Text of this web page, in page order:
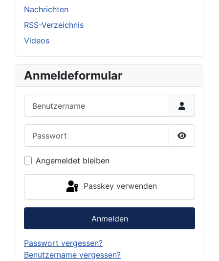
Nachrichten
RSS-Verzeichnis
Videos
Anmeldeformular
Passwort
Angemeldet bleiben
Passkey verwenden
Anmelden
Passwort vergessen?
Benutzername vergessen?